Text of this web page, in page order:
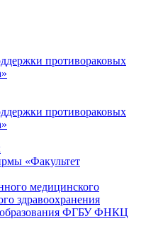
противораковых
противораковых
«Факультет
медицинского
здравоохранения
ФГБУ ФНКЦ